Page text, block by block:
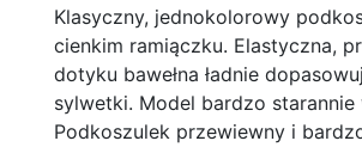
Klasyczny, jednokolorowy
cienkim ramiączku. Elastyczna,
dotyku bawełna ładnie
sylwetki. Model bardzo starannie
Podkoszulek przewiewny i